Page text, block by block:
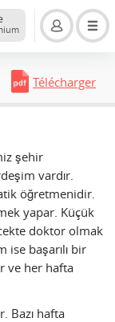
Télécharger
şehir
vardır.
öğretmenidir.
yapar. Küçük
doktor olmak
ise başarılı bir
ve her hafta
Bazı hafta